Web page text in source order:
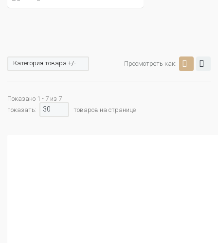
Просмотреть как:
Категория товара +/-
Показано 1 - 7 из 7
показать:
30 товаров на странице